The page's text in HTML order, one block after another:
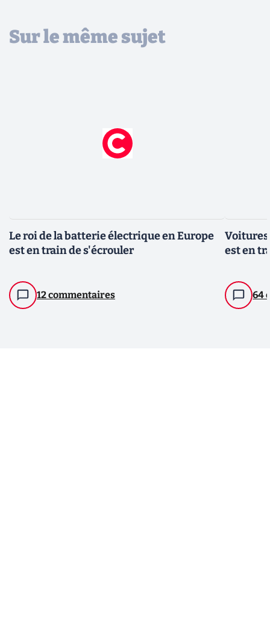
Sur le même sujet
Le roi de la batterie électrique en Europe
est en train de s'écrouler
12 commentaires
Voitures
est en
64